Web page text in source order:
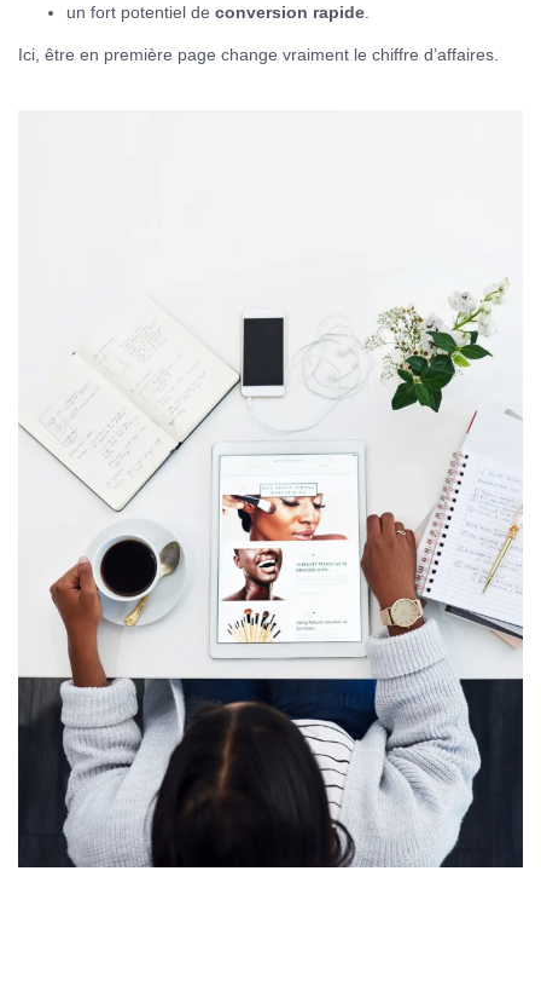
un fort potentiel de conversion rapide
Ici, être en première page change vraiment le chiffre d’affaires.